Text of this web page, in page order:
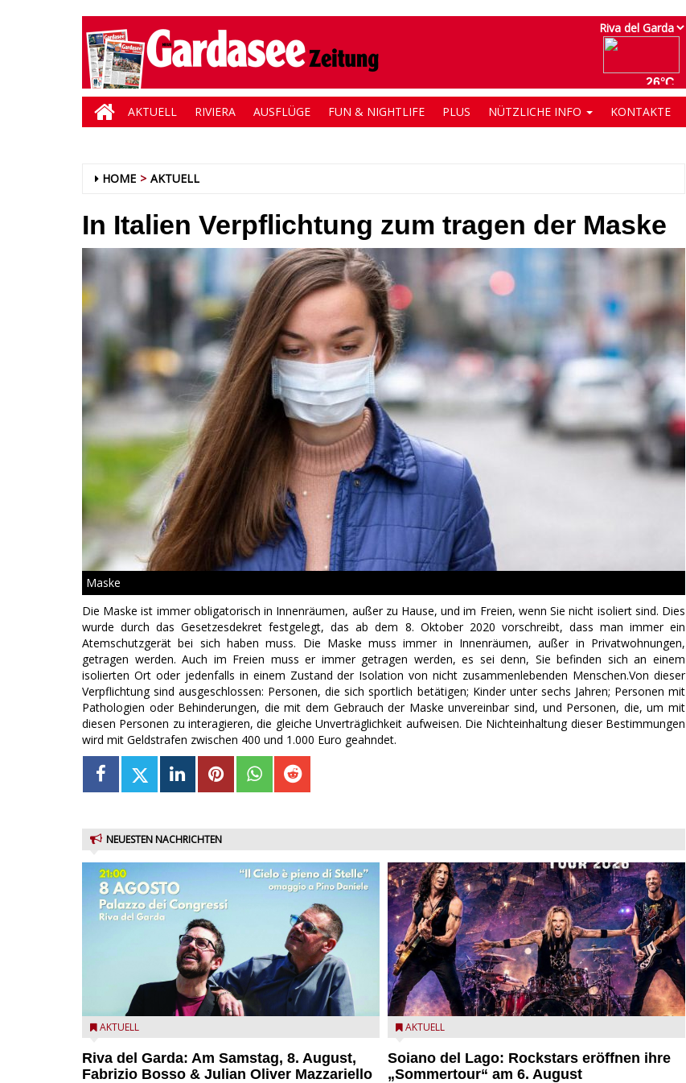
AKTUELL RIVIERA AUSFLÜGE FUN & NIGHTLIFE PLUS NÜTZLICHE INFO KONTAKTE
HOME AKTUELL
In Italien Verpflichtung zum tragen der Maske
Maske
Die Maske ist immer obligatorisch in Innenräumen, außer zu Hause, und im Freien, wenn Sie nicht isoliert sind. Dies
wurde durch das Gesetzesdekret festgelegt, das ab dem 8. Oktober 2020 vorschreibt, dass man immer ein
Atemschutzgerät bei sich haben muss. Die Maske muss immer in Innenräumen, außer in Privatwohnungen,
getragen werden. Auch im Freien muss er immer getragen werden, es sei denn, Sie befinden sich an einem
isolierten Ort oder jedenfalls in einem Zustand der Isolation von nicht zusammenlebenden Menschen.Von dieser
Verpflichtung sind ausgeschlossen: Personen, die sich sportlich betätigen; Kinder unter sechs Jahren; Personen mit
Pathologien oder Behinderungen, die mit dem Gebrauch der Maske unvereinbar sind, und Personen, die, um mit
diesen Personen zu interagieren, die gleiche Unverträglichkeit aufweisen. Die Nichteinhaltung dieser Bestimmungen
wird mit Geldstrafen zwischen 400 und 1.000 Euro geahndet.
NEUESTEN NACHRICHTEN
Fabrizio Bosso & Julian Oliver Mazzariello zu Gast beim
AKTUELL
Riva del Garda: Am Samstag, 8. August,
Fabrizio Bosso & Julian Oliver Mazzariello
Stef Burns, Will Hunt und Andrea Torresani im Summer
AKTUELL
Soiano del Lago: Rockstars eröffnen ihre
„Sommertour“ am 6. August